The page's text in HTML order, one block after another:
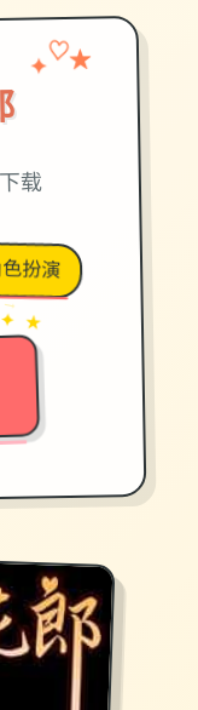
✦♡ ★
载
扮演
→
✦ ★